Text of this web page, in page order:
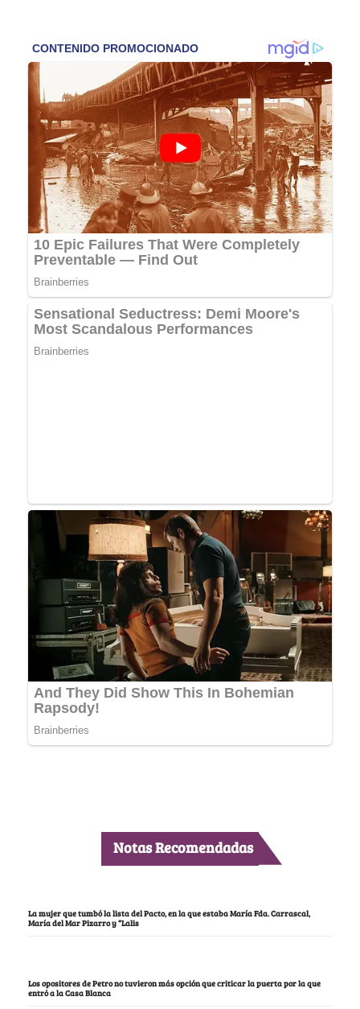
Notas Recomendadas
La mujer que tumbó la lista del Pacto, en la que estaba María Fda. Carrascal,
María del Mar Pizarro y “Lalis
Los opositores de Petro no tuvieron más opción que criticar la puerta por la que
entró a la Casa Blanca